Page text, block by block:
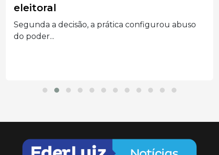
eleitoral
Segunda a decisão, a prática configurou abuso
do poder...